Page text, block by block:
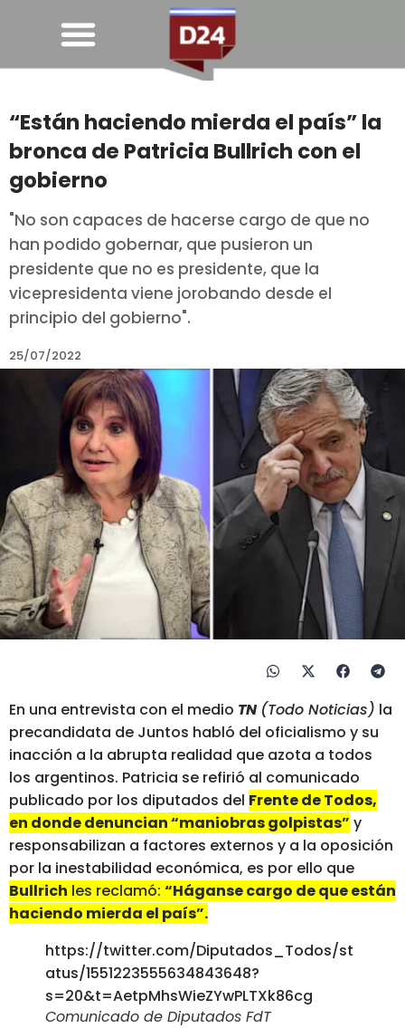
“Están haciendo mierda el país” la
bronca de Patricia Bullrich con el
gobierno
"No son capaces de hacerse cargo de que no
han podido gobernar, que pusieron un
presidente que no es presidente, que la
vicepresidenta viene jorobando desde el
principio del gobierno".
25/07/2022
En una entrevista con el medio TN (Todo Noticias) la
precandidata de Juntos habló del oficialismo y su
inacción a la abrupta realidad que azota a todos
los argentinos. Patricia se refirió al comunicado
publicado por los diputados del Frente de Todos,
en donde denuncian “maniobras golpistas” y
responsabilizan a factores externos y a la oposición
por la inestabilidad económica, es por ello que
Bullrich les reclamó: “Háganse cargo de que están
haciendo mierda el país”.
https://twitter.com/Diputados_Todos/st
atus/1551223555634843648?
s=20&t=AetpMhsWieZYwPLTXk86cg
Comunicado de Diputados FdT